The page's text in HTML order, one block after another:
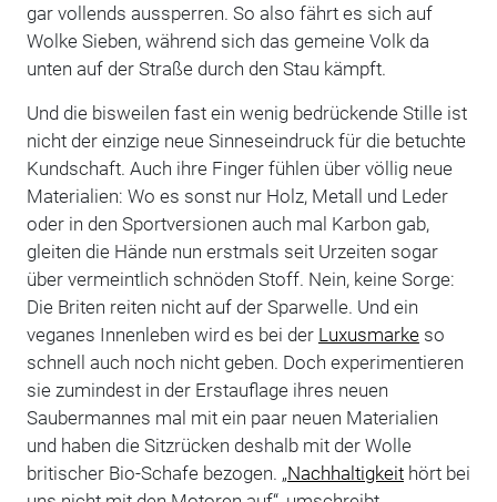
gar vollends aussperren. So also fährt es sich auf
Wolke Sieben, während sich das gemeine Volk da
unten auf der Straße durch den Stau kämpft.
Und die bisweilen fast ein wenig bedrückende Stille ist
nicht der einzige neue Sinneseindruck für die betuchte
Kundschaft. Auch ihre Finger fühlen über völlig neue
Materialien: Wo es sonst nur Holz, Metall und Leder
oder in den Sportversionen auch mal Karbon gab,
gleiten die Hände nun erstmals seit Urzeiten sogar
über vermeintlich schnöden Stoff. Nein, keine Sorge:
Die Briten reiten nicht auf der Sparwelle. Und ein
veganes Innenleben wird es bei der Luxusmarkeso
schnell auch noch nicht geben. Doch experimentieren
sie zumindest in der Erstauflage ihres neuen
Saubermannes mal mit ein paar neuen Materialien
und haben die Sitzrücken deshalb mit der Wolle
britischer Bio-Schafe bezogen. „Nachhaltigkeithört bei